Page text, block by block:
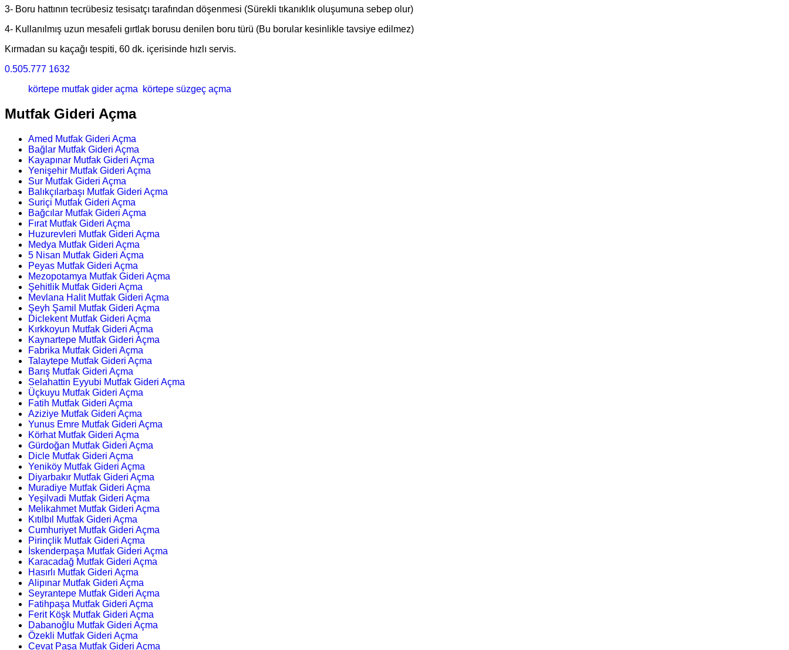
3- Boru hattının tecrübesiz tesisatçı tarafından döşenmesi (Sürekli tıkanıklık oluşumuna sebep olur)
4- Kullanılmış uzun mesafeli gırtlak borusu denilen boru türü (Bu borular kesinlikle tavsiye edilmez)
Kırmadan su kaçağı tespiti, 60 dk. içerisinde hızlı servis.
0.505.777 1632
körtepe mutfak gider açma
körtepe süzgeç açma
Mutfak Gideri Açma
Amed Mutfak Gideri Açma
Bağlar Mutfak Gideri Açma
Kayapınar Mutfak Gideri Açma
Yenişehir Mutfak Gideri Açma
Sur Mutfak Gideri Açma
Balıkçılarbaşı Mutfak Gideri Açma
Suriçi Mutfak Gideri Açma
Bağcılar Mutfak Gideri Açma
Fırat Mutfak Gideri Açma
Huzurevleri Mutfak Gideri Açma
Medya Mutfak Gideri Açma
5 Nisan Mutfak Gideri Açma
Peyas Mutfak Gideri Açma
Mezopotamya Mutfak Gideri Açma
Şehitlik Mutfak Gideri Açma
Mevlana Halit Mutfak Gideri Açma
Şeyh Şamil Mutfak Gideri Açma
Diclekent Mutfak Gideri Açma
Kırkkoyun Mutfak Gideri Açma
Kaynartepe Mutfak Gideri Açma
Fabrika Mutfak Gideri Açma
Talaytepe Mutfak Gideri Açma
Barış Mutfak Gideri Açma
Selahattin Eyyubi Mutfak Gideri Açma
Üçkuyu Mutfak Gideri Açma
Fatih Mutfak Gideri Açma
Aziziye Mutfak Gideri Açma
Yunus Emre Mutfak Gideri Açma
Körhat Mutfak Gideri Açma
Gürdoğan Mutfak Gideri Açma
Dicle Mutfak Gideri Açma
Yeniköy Mutfak Gideri Açma
Diyarbakır Mutfak Gideri Açma
Muradiye Mutfak Gideri Açma
Yeşilvadi Mutfak Gideri Açma
Melikahmet Mutfak Gideri Açma
Kıtılbıl Mutfak Gideri Açma
Cumhuriyet Mutfak Gideri Açma
Pirinçlik Mutfak Gideri Açma
İskenderpaşa Mutfak Gideri Açma
Karacadağ Mutfak Gideri Açma
Hasırlı Mutfak Gideri Açma
Alipınar Mutfak Gideri Açma
Seyrantepe Mutfak Gideri Açma
Fatihpaşa Mutfak Gideri Açma
Ferit Köşk Mutfak Gideri Açma
Dabanoğlu Mutfak Gideri Açma
Özekli Mutfak Gideri Açma
Cevat Paşa Mutfak Gideri Açma